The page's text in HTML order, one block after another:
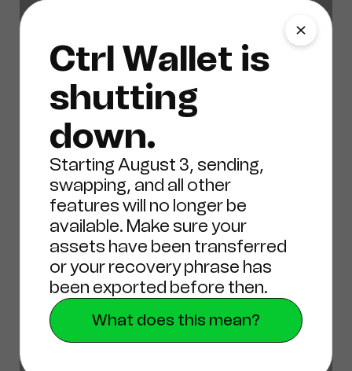
Ctrl Wallet is
shutting
down.
Starting August 3, sending,
swapping, and all other
features will no longer be
available. Make sure your
assets have been transferred
or your recovery phrase has
been exported before then.
What does this mean?
19 de junio de 2024
Noticias